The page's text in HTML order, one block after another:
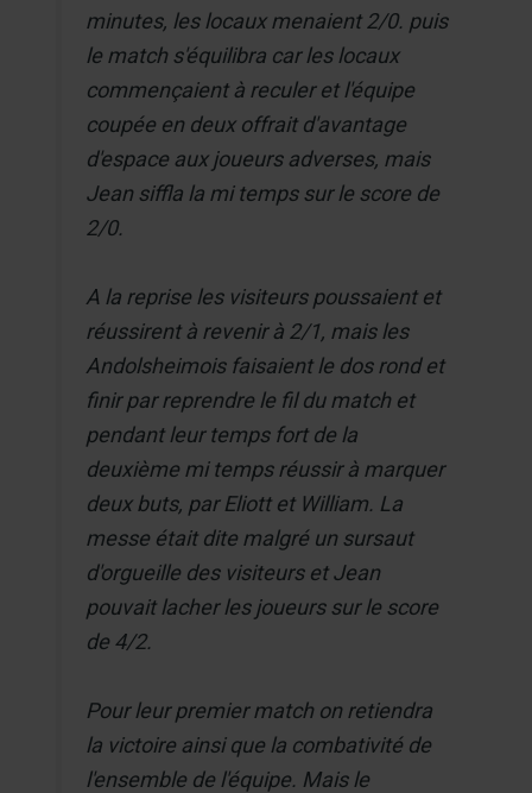
minutes, les locaux menaient 2/0. puis
le match s'équilibra car les locaux
commençaient à reculer et l'équipe
coupée en deux offrait d'avantage
d'espace aux joueurs adverses, mais
Jean siffla la mi temps sur le score de
2/0.
A la reprise les visiteurs poussaient et
réussirent à revenir à 2/1, mais les
Andolsheimois faisaient le dos rond et
finir par reprendre le fil du match et
pendant leur temps fort de la
deuxième mi temps réussir à marquer
deux buts, par Eliott et William. La
messe était dite malgré un sursaut
d'orgueille des visiteurs et Jean
pouvait lacher les joueurs sur le score
de 4/2.
Pour leur premier match on retiendra
la victoire ainsi que la combativité de
l'ensemble de l'équipe. Mais le